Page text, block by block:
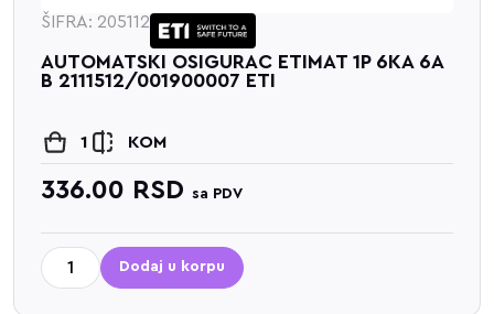
ETIMAT 1P 6KA 6A
ETI
AUTOMATSKI